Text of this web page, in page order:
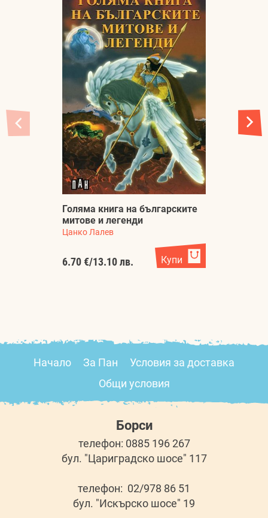
Голяма книга на българските
митове и легенди
Цанко Лалев
6.70 €/13.10 лв. Купи
Начало За Пан
Условия за доставка
Общи условия
Борси
телефон: 0885 196 267
бул. "Цариградско шосе" 117
телефон: 02/978 86 51
бул. "Искърско шосе" 19